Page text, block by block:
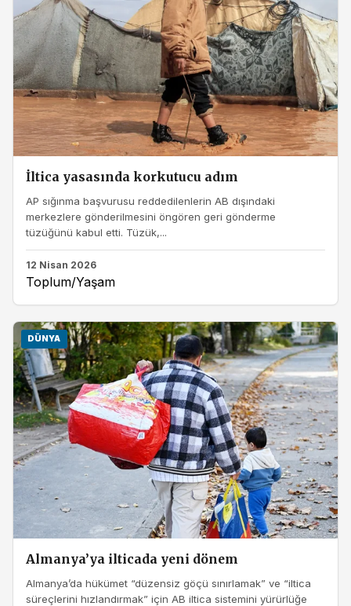
İltica yasasında korkutucu adım
AP sığınma başvurusu reddedilenlerin AB dışındaki
merkezlere gönderilmesini öngören geri gönderme
tüzüğünü kabul etti. Tüzük,...
12 Nisan 2026
Toplum/Yaşam
DÜNYA
Almanya’ya ilticada yeni dönem
Almanya’da hükümet “düzensiz göçü sınırlamak” ve “iltica
süreçlerini hızlandırmak” için AB iltica sistemini yürürlüğe